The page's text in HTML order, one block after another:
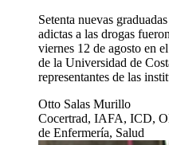
Setenta nuevas
adictas a las drogas
viernes 12 de agosto en
de la Universidad de
representantes de las
Otto Salas Murillo
Cocertrad, IAFA, ICD,
de Enfermería, Salud